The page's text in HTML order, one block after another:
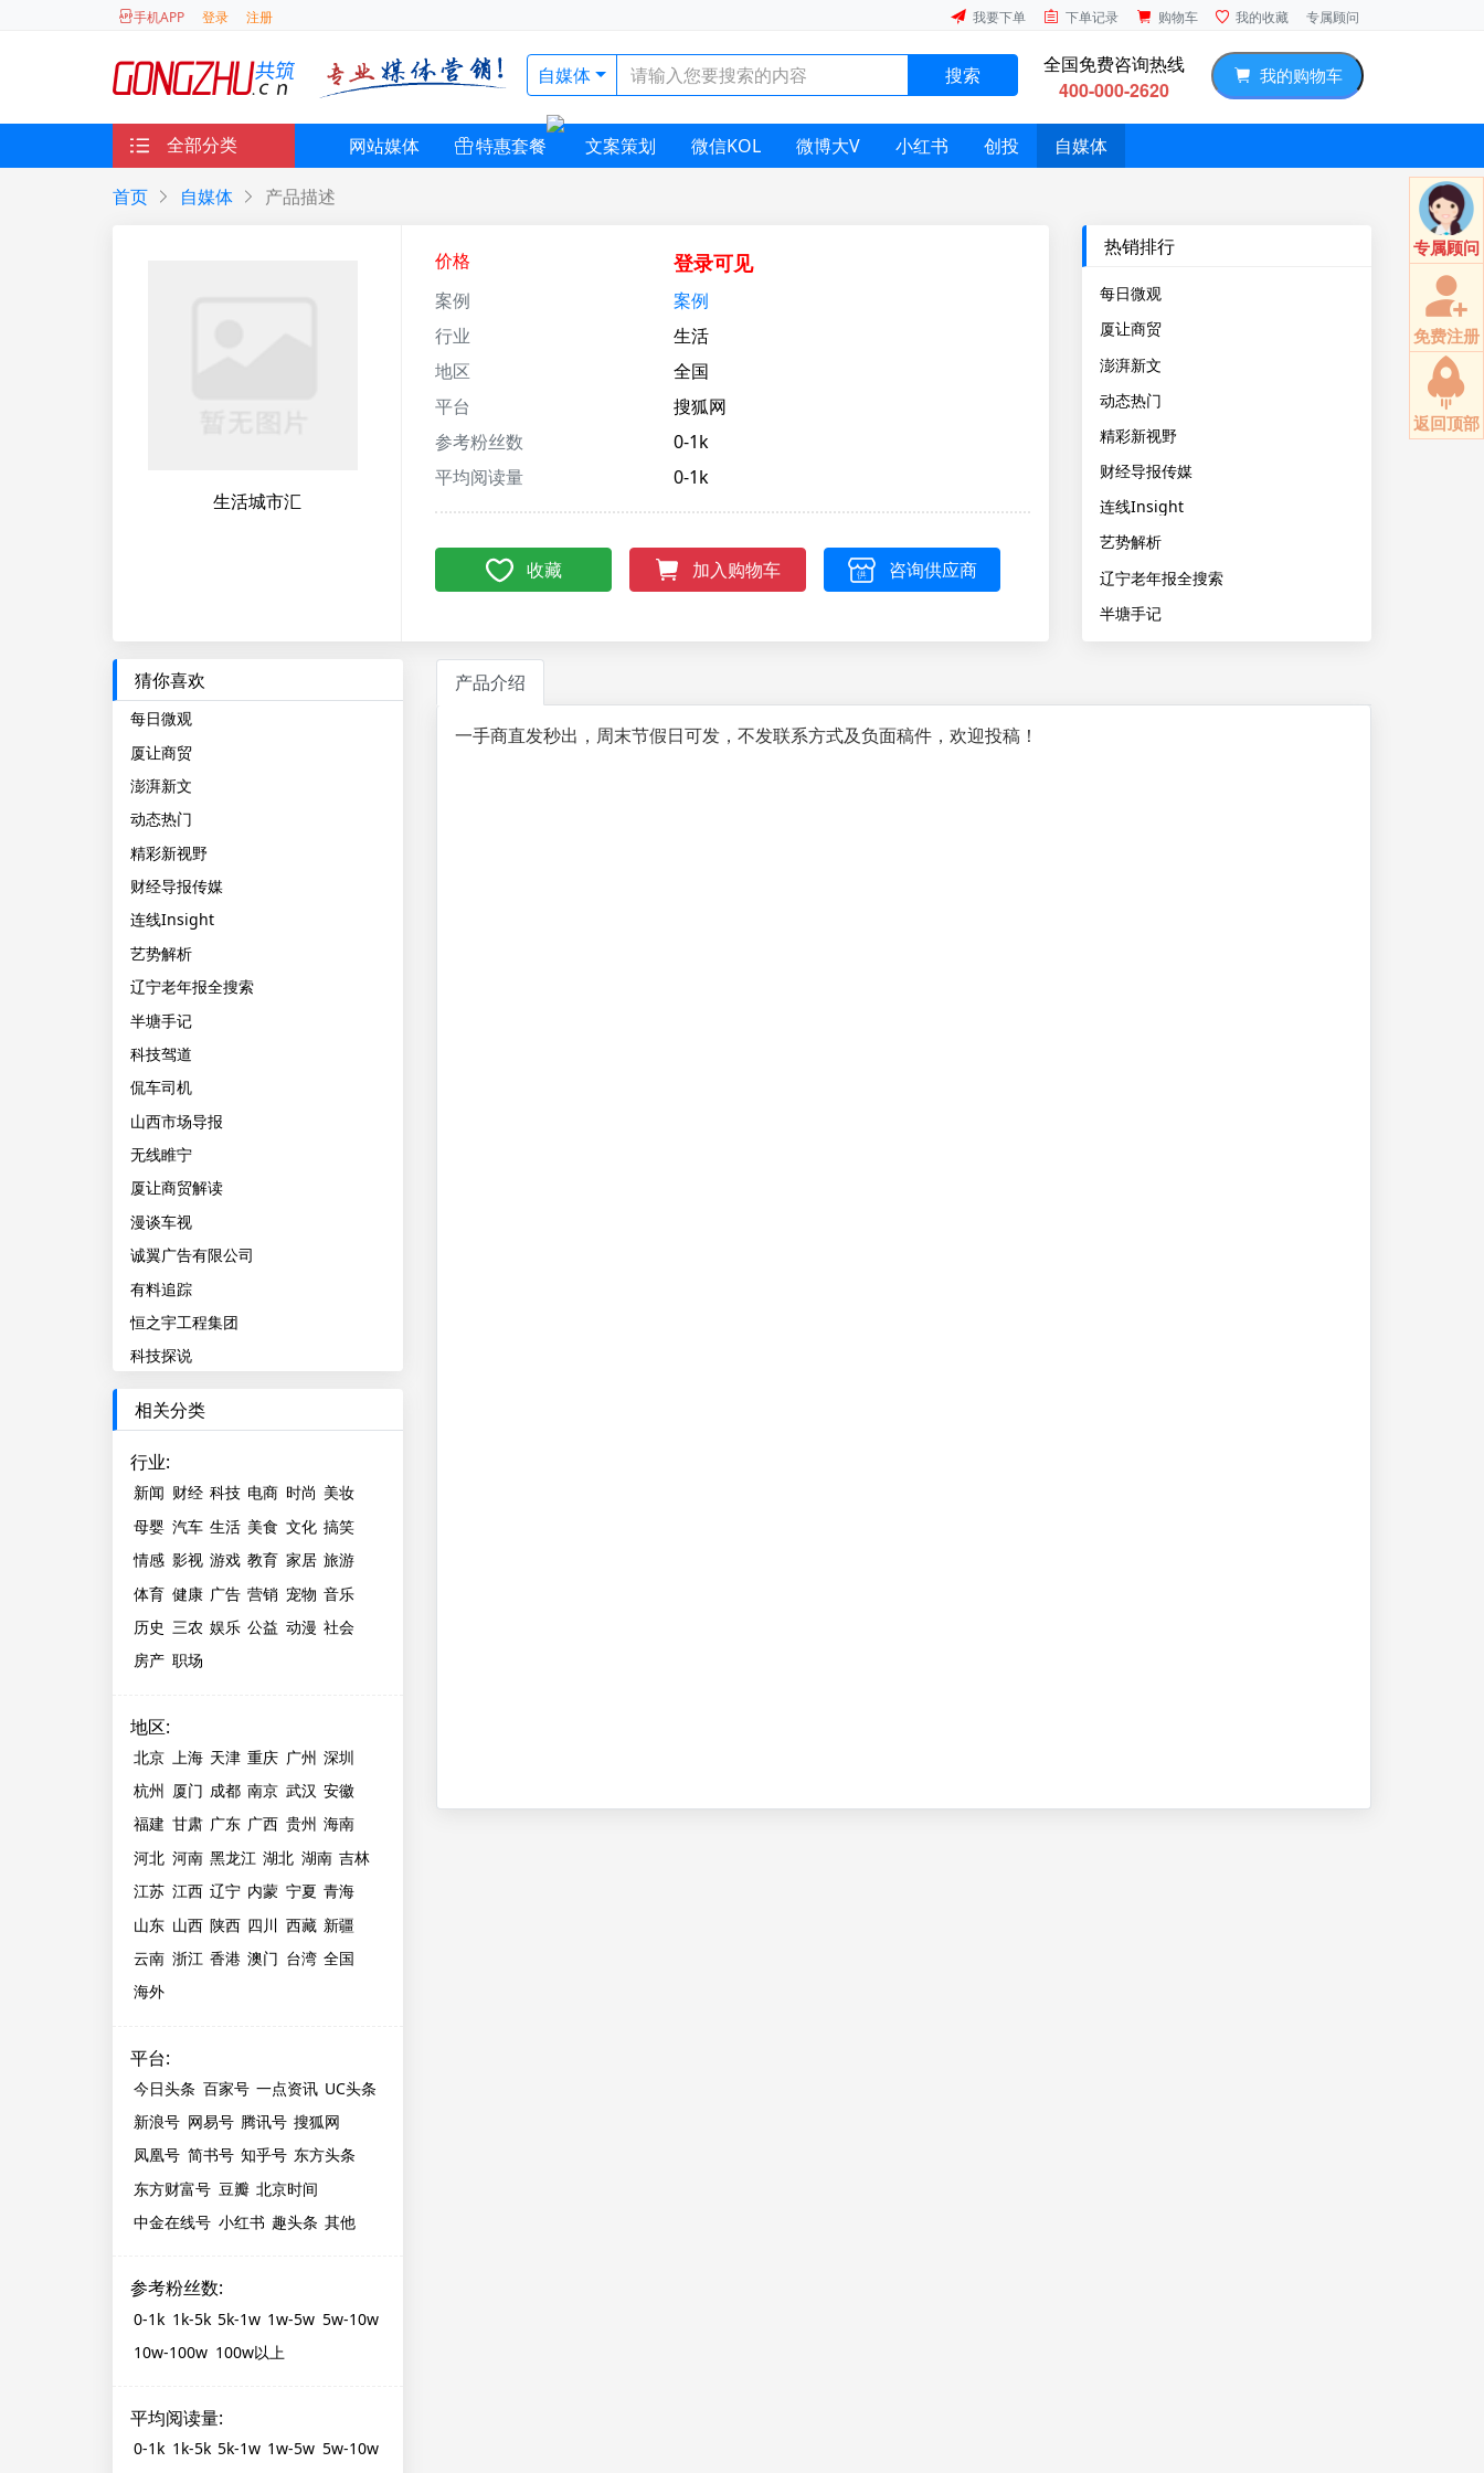
手机APP 登录 注册 我要下单 下单记录 购物车 我的收藏 专属顾问
自媒体 搜索 全国免费咨询热线
400-000-2620
我的购物车
全部分类 网站媒体 特惠套餐 文案策划 微信KOL 微博大V 小红书 创投 自媒体
首页 自媒体 产品描述
生活城市汇
价格 登录可见
案例
案例
行业
生活
地区
全国
平台
搜狐网
参考粉丝数
0-1k
平均阅读量
0-1k
收藏 加入购物车 咨询供应商
热销排行
每日微观
厦让商贸
澎湃新文
动态热门
精彩新视野
财经导报传媒
连线Insight
艺势解析
辽宁老年报全搜索
半塘手记
猜你喜欢
每日微观
厦让商贸
澎湃新文
动态热门
精彩新视野
财经导报传媒
连线Insight
艺势解析
辽宁老年报全搜索
半塘手记
科技驾道
侃车司机
山西市场导报
无线睢宁
厦让商贸解读
漫谈车视
诚翼广告有限公司
有料追踪
恒之宇工程集团
科技探说
相关分类
行业:
新闻 财经 科技 电商 时尚 美妆
母婴 汽车 生活 美食 文化 搞笑
情感 影视 游戏 教育 家居 旅游
体育 健康 广告 营销 宠物 音乐
历史 三农 娱乐 公益 动漫 社会
房产 职场
地区:
北京 上海 天津 重庆 广州 深圳
杭州 厦门 成都 南京 武汉 安徽
福建 甘肃 广东 广西 贵州 海南
河北 河南 黑龙江 湖北 湖南 吉林
江苏 江西 辽宁 内蒙 宁夏 青海
山东 山西 陕西 四川 西藏 新疆
云南 浙江 香港 澳门 台湾 全国
海外
平台:
今日头条 百家号 一点资讯 UC头条
新浪号 网易号 腾讯号 搜狐网
凤凰号 简书号 知乎号 东方头条
东方财富号 豆瓣 北京时间
中金在线号 小红书 趣头条 其他
参考粉丝数:
0-1k 1k-5k 5k-1w 1w-5w 5w-10w
10w-100w 100w以上
平均阅读量:
0-1k 1k-5k 5k-1w 1w-5w 5w-10w
产品介绍
一手商直发秒出，周末节假日可发，不发联系方式及负面稿件，欢迎投稿！
专属顾问
免费注册
返回顶部